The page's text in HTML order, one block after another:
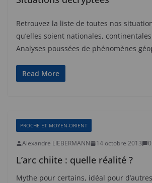
Retrouvez la liste de toutes nos
qu’elles soient nationales,
Analyses poussées de phénomènes
Read More
PROCHE ET MOYEN-ORIENT
Alexandre LIEBERMANN 14 octobre 2013
L’arc chiite : quelle réalité ?
Mythe pour certains, idéal pour